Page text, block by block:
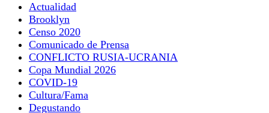
Actualidad
Brooklyn
Censo 2020
Comunicado de Prensa
CONFLICTO RUSIA-UCRANIA
Copa Mundial 2026
COVID-19
Cultura/Fama
Degustando